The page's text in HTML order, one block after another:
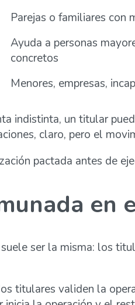
Parejas o familiares con
Ayuda a personas
concretos
Menores, empresas,
indistinta, un titular
claro, pero el
pactada antes de
en
ser la misma: los
titulares validen la